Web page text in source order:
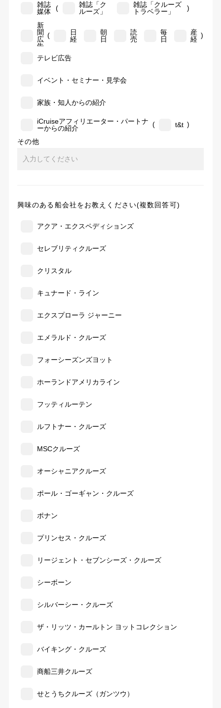
雑誌
媒体
(
雑誌「ク
ルーズ」
雑誌「クルーズ
トラベラー」
)
新
聞
広
告
(
日
経
朝
日
読
売
毎
日
産
経 )
テレビ広告
イベント・セミナー・見学会
家族・知人からの紹介
iCruiseアフィリエーター・パートナ
ーからの紹介
( t&t )
その他
興味のある船会社をお教えください(複数回答可)
アクア・エクスペディションズ
セレブリティクルーズ
クリスタル
キュナード・ライン
エクスプローラ ジャーニー
エメラルド・クルーズ
フォーシーズンズヨット
ホーランドアメリカライン
フッティルーテン
ルフトナー・クルーズ
MSCクルーズ
オーシャニアクルーズ
ポール・ゴーギャン・クルーズ
ポナン
プリンセス・クルーズ
リージェント・セブンシーズ・クルーズ
シーボーン
シルバーシー・クルーズ
ザ・リッツ・カールトン ヨットコレクション
バイキング・クルーズ
商船三井クルーズ
せとうちクルーズ（ガンツウ）